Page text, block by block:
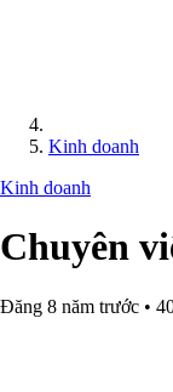
Kinh doanh
Kinh doanh
Chuyên
Đăng 8 năm trước •